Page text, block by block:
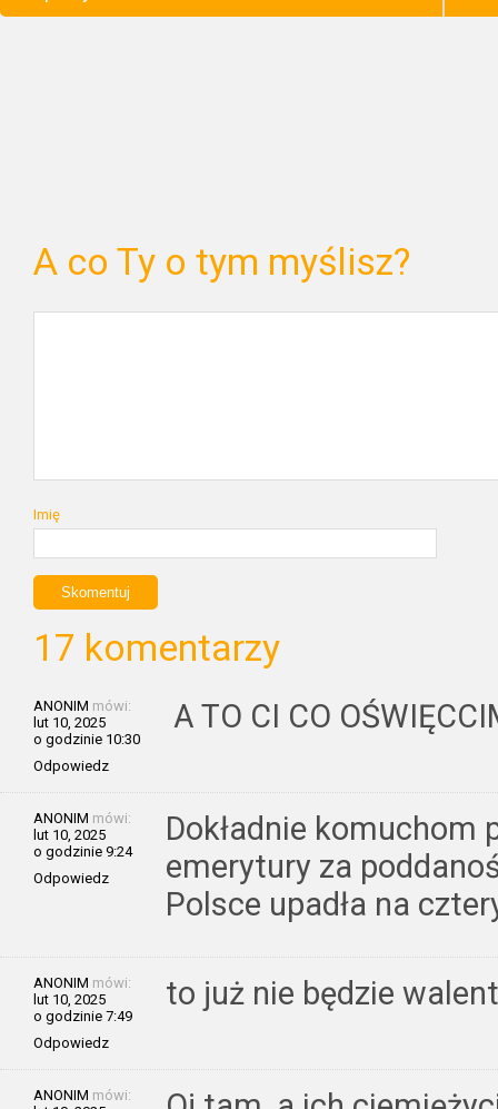
A co Ty o tym myślisz?
Imię
17 komentarzy
ANONIM mówi:
lut 10, 2025
o godzinie 10:30
Odpowiedz
A TO CI CO
ANONIM mówi:
lut 10, 2025
o godzinie 9:24
Odpowiedz
Dokładnie komuchom
emerytury za
Polsce upadła na
ANONIM mówi:
lut 10, 2025
o godzinie 7:49
Odpowiedz
to już nie będzie
ANONIM mówi: